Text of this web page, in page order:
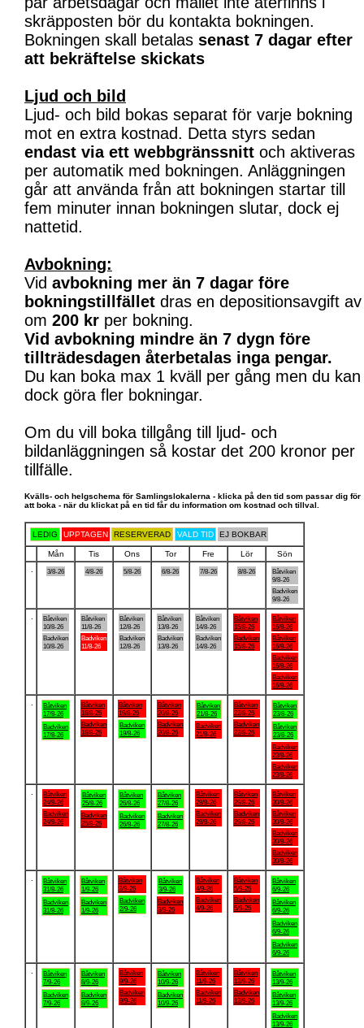
skräpposten bör du kontakta bokningen.
Bokningen skall betalas senast 7 dagar efter
att bekräftelse skickats
Ljud och bild
Ljud- och bild bokas separat för varje bokning
mot en extra kostnad. Detta styrs sedan
endast via ett webbgränssnitt och aktiveras
per automatik med bokningen. Anläggningen
går att använda från att bokningen startar till
fem minuter innan bokningen slutar, dock ej
nattetid.
Avbokning:
Vid avbokning mer än 7 dagar före
bokningstillfället dras en depositionsavgift av
om 200 kr per bokning.
Vid avbokning mindre än 7 dygn före
tillträdesdagen återbetalas inga pengar.
Du kan boka max 1 kväll per gång men du kan
dock göra fler bokningar.
Om du vill boka tillgång till ljud- och
bildanläggningen så kostar det 200 kronor per
tillfälle.
Kvälls- och helgschema för Samlingslokalerna - klicka på den tid som passar dig för
att boka - när du klickat på en tid får du information om kostnad och tillval.
LEDIG UPPTAGEN RESERVERAD VALD TID EJ BOKBAR
Mån Tis Ons Tor Fre Lör
Sön
3/8-26 4/8-26 5/8-26 6/8-26 7/8-26 8/8-26
Båtviken
9/8-26
Badviken
9/8-26
Båtviken
10/8-26
Badviken
10/8-26
Båtviken
11/8-26
Badviken
11/8-26
Båtviken
12/8-26
Badviken
12/8-26
Båtviken
13/8-26
Badviken
13/8-26
Båtviken
14/8-26
Badviken
14/8-26
Båtviken
15/8-26
Badviken
15/8-26
Båtviken
16/8-26
Båtviken
16/8-26
Badviken
16/8-26
Badviken
16/8-26
Båtviken
17/8-26
Badviken
17/8-26
Båtviken
18/8-26
Badviken
18/8-26
Båtviken
19/8-26
Badviken
19/8-26
Båtviken
20/8-26
Badviken
20/8-26
Båtviken
21/8-26
Badviken
21/8-26
Båtviken
22/8-26
Badviken
22/8-26
Båtviken
23/8-26
Båtviken
23/8-26
Badviken
23/8-26
Badviken
23/8-26
Båtviken
24/8-26
Badviken
24/8-26
Båtviken
25/8-26
Badviken
25/8-26
Båtviken
26/8-26
Badviken
26/8-26
Båtviken
27/8-26
Badviken
27/8-26
Båtviken
28/8-26
Badviken
28/8-26
Båtviken
29/8-26
Badviken
29/8-26
Båtviken
30/8-26
Båtviken
30/8-26
Badviken
30/8-26
Badviken
30/8-26
Båtviken
31/8-26
Badviken
31/8-26
Båtviken
1/9-26
Badviken
1/9-26
Båtviken
2/9-26
Badviken
2/9-26
Båtviken
3/9-26
Badviken
3/9-26
Båtviken
4/9-26
Badviken
4/9-26
Båtviken
5/9-26
Badviken
5/9-26
Båtviken
6/9-26
Båtviken
6/9-26
Badviken
6/9-26
Badviken
6/9-26
Båtviken
7/9-26
Badviken
7/9-26
Båtviken
8/9-26
Badviken
8/9-26
Båtviken
9/9-26
Badviken
9/9-26
Båtviken
10/9-26
Badviken
10/9-26
Båtviken
11/9-26
Badviken
11/9-26
Båtviken
12/9-26
Badviken
12/9-26
Båtviken
13/9-26
Båtviken
13/9-26
Badviken
13/9-26